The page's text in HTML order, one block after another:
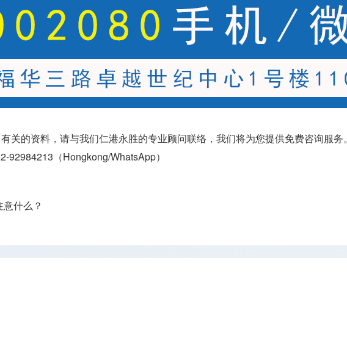
有关的资料，请与我们仁港永胜的专业顾问联络，我们将为您提供免费咨询服务。
92984213（Hongkong/WhatsApp）
什么？